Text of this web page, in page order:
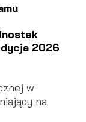
2026
w
na